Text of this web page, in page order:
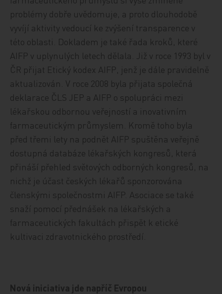
problémy dobře uvědomuje, a proto dlouhodobě
vyvíjí aktivity vedoucí ke zvýšení transparence v
této oblasti. Dokladem je také řada kroků, které
AIFP v uplynulých letech dělala. Již v roce 1993 byl v
ČR přijat Etický kodex AIFP, jenž je dále pravidelně
aktualizován. V roce 2008 byla přijata společná
deklarace ČLS JEP a AIFP o spolupráci mezi
lékařskou odbornou veřejností a inovativním
farmaceutickým průmyslem. Kromě toho byla
před třemi lety na podnět AIFP spuštěna veřejně
dostupná databáze lékařských kongresů, která
přináší přehled světových odborných kongresů, na
nichž je účast českých lékařů sponzorována
členskými společnostmi AIFP. Asociace se také
snaží pomocí přednášek na lékařských a
farmaceutických fakultách přispět k etické
kultivaci zdravotnického prostředí.
Nová iniciativa jde napříč Evropou